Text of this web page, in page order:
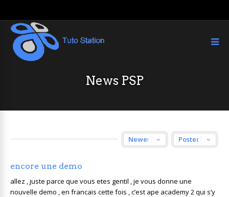
News PSP
encore une demo
allez , juste parce que vous etes gentil , je vous donne une
nouvelle demo , en francais cette fois , c’est ape academy 2 qui s’y